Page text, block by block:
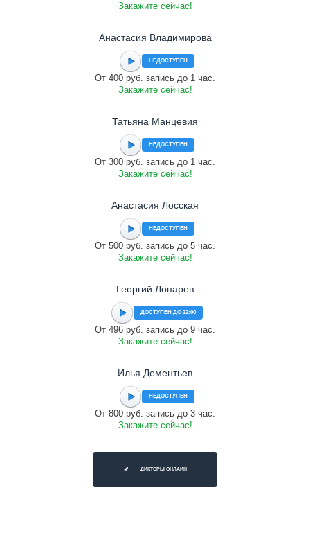
Закажите сейчас!
Анастасия Владимирова
НЕДОСТУПЕН
От 400 руб. запись до 1 час.
Закажите сейчас!
Татьяна Манцевия
НЕДОСТУПЕН
От 300 руб. запись до 1 час.
Закажите сейчас!
Анастасия Лосская
НЕДОСТУПЕН
От 500 руб. запись до 5 час.
Закажите сейчас!
Георгий Лопарев
ДОСТУПЕН ДО 22:00
От 496 руб. запись до 9 час.
Закажите сейчас!
Илья Дементьев
НЕДОСТУПЕН
От 800 руб. запись до 3 час.
Закажите сейчас!
ДИКТОРЫ ОНЛАЙН